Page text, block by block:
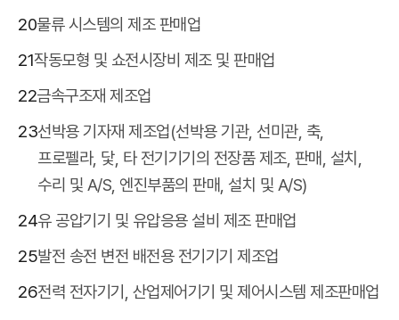
20물류 시스템의 제조 판매업
21작동모형 및 쇼전시장비 제조 및 판매업
22금속구조재 제조업
23선박용 기자재 제조업(선박용 기관, 선미관, 축,
프로펠라, 닻, 타 전기기기의 전장품 제조, 판매, 설치,
수리 및 A/S, 엔진부품의 판매, 설치 및 A/S)
24유 공압기기 및 유압응용 설비 제조 판매업
25발전 송전 변전 배전용 전기기기 제조업
26전력 전자기기, 산업제어기기 및 제어시스템 제조판매업